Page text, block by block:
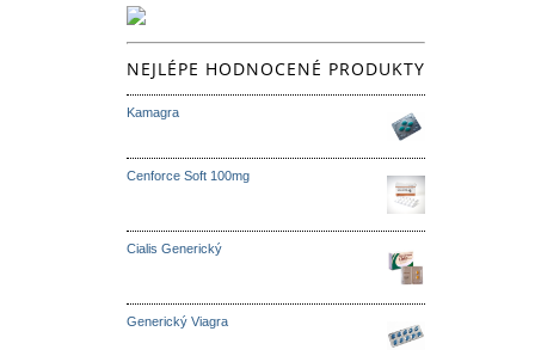
NEJLÉPE HODNOCENÉ PRODUKTY
Kamagra
Cenforce Soft 100mg
Cialis Generický
Generický Viagra